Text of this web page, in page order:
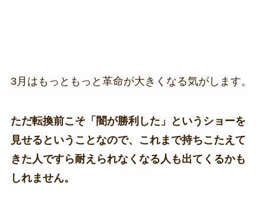
3月はもっともっと革命が大きくなる気がします。
ただ転換前こそ「闇が勝利した」というショーを
見せるということなので、これまで持ちこたえて
きた人ですら耐えられなくなる人も出てくるかも
しれません。